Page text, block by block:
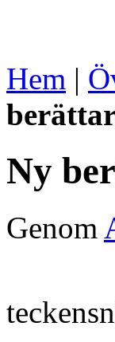
Hem |
Ny
Genom